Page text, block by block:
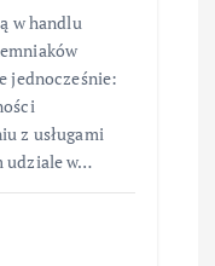
w handlu
jednocześnie:
z usługami
udziale w…